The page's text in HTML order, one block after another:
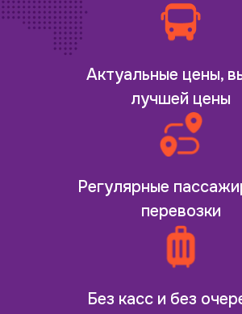
Актуальные цены,
лучшей цены
Регулярные
перевозки
Без касс и без